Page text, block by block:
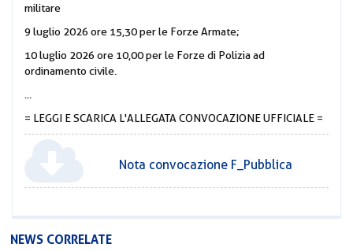
militare
9 luglio 2026 ore 15,30 per le Forze Armate;
10 luglio 2026 ore 10,00 per le Forze di Polizia ad
ordinamento civile.
= LEGGI E SCARICA L'ALLEGATA CONVOCAZIONE UFFICIALE =
Nota convocazione F_Pubblica
NEWS CORRELATE